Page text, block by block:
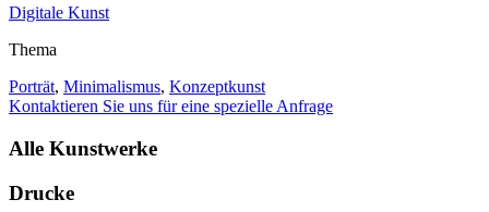
Digitale Kunst
Thema
Porträt, Minimalismus, Konzeptkunst
Kontaktieren Sie uns für eine spezielle Anfrage
Alle Kunstwerke
Drucke